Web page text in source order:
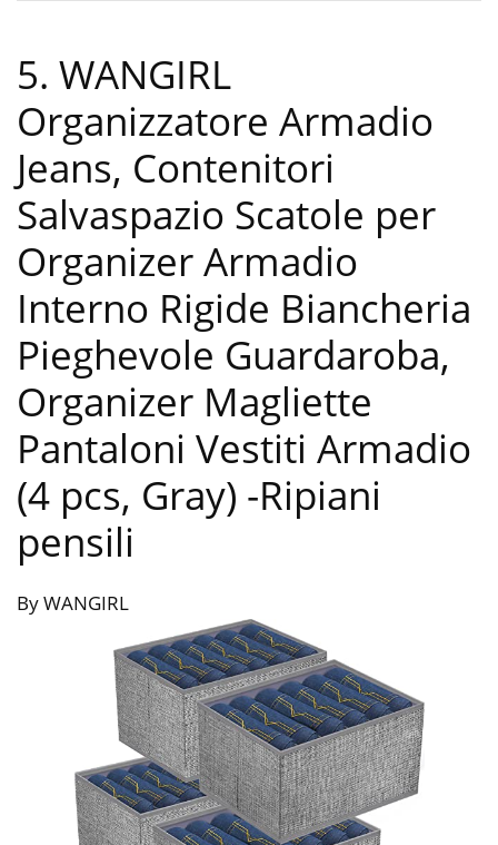
5. WANGIRL
Organizzatore Armadio
Jeans, Contenitori
Salvaspazio Scatole per
Organizer Armadio
Interno Rigide Biancheria
Pieghevole Guardaroba,
Organizer Magliette
Pantaloni Vestiti Armadio
(4 pcs, Gray) -Ripiani
pensili
By WANGIRL